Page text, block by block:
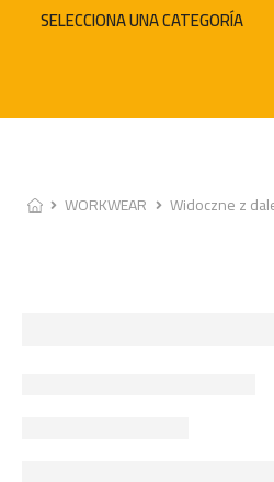
SELECCIONA UNA CATEGORÍA
WORKWEAR Widoczne z